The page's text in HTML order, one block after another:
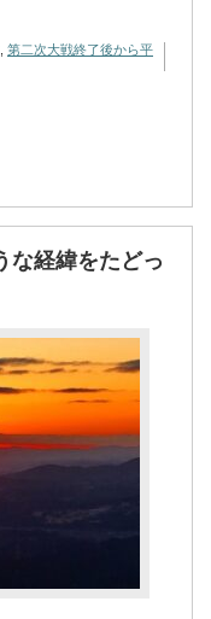
, 第二次大戦終了後から平
な経緯をたどっ